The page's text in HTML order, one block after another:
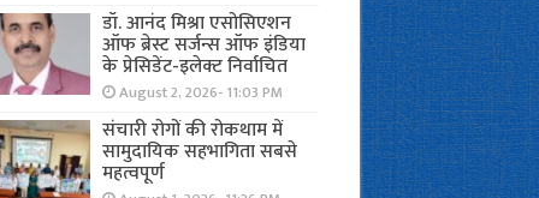
डॉ. आनंद मिश्रा एसोसिएशन
ऑफ ब्रेस्ट सर्जन्स ऑफ इंडिया
के प्रेसिडेंट-इलेक्ट निर्वाचित
August 2, 2026- 11:03 PM
संचारी रोगों की रोकथाम में
सामुदायिक सहभागिता सबसे
महत्वपूर्ण